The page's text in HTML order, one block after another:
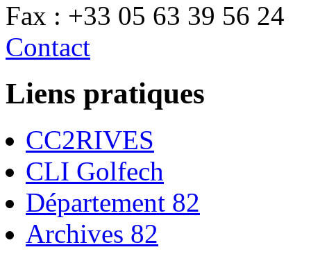
Fax : +33 05 63 39 56 24
Contact
Liens pratiques
CC2RIVES
CLI Golfech
Département 82
Archives 82